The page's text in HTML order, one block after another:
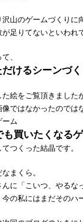
山のゲームづくりに
足りてないといわれ
、
けるシーンづ
絵をご覧頂きました
ではなかったのでは
ーム
も買いたくなる
つくった結晶です。
まくら。
に「こいつ、やるな
の私にはまだそのハ